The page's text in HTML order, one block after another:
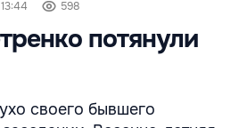
598
потянули
своего бывшего